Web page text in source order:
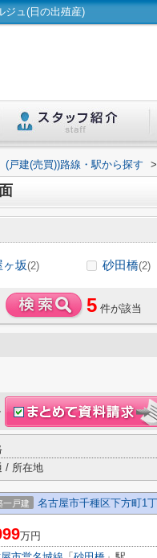
ジュ(日の出殖産)
(戸建(売買))路線・駅から探す >
ヶ坂(2) 砂田橋(2)
5 件が該当
/ 所在地
一戸建 名古屋市千種区下方町1
万円